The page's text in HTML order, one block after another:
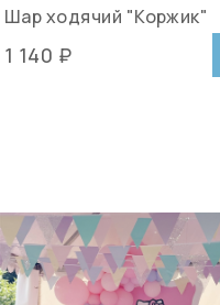
Шар ходячий "Коржик"
1 140 ₽